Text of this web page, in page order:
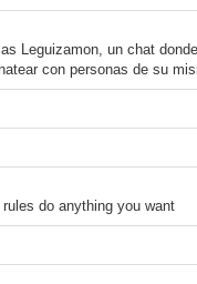
Leguizamon, un chat
con personas de su
do anything you want